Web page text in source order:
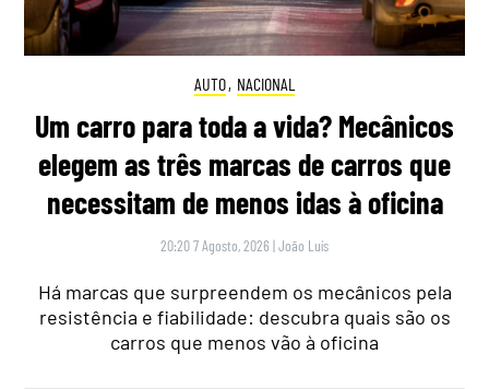
AUTO, NACIONAL
Um carro para toda a vida? Mecânicos
elegem as três marcas de carros que
necessitam de menos idas à oficina
20:20 7 Agosto, 2026 |João Luís
Há marcas que surpreendem os mecânicos pela
resistência e fiabilidade: descubra quais são os
carros que menos vão à oficina